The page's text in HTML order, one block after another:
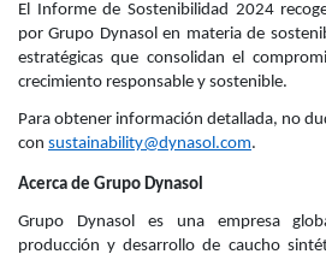
El Informe de Sostenibilidad 2024
por Grupo Dynasol en materia de
estratégicas que consolidan el
crecimiento responsable y sostenible.
Para obtener información detallada, no
con sustainability@dynasol.com.
Acerca de Grupo Dynasol
Grupo Dynasol es una empresa
producción y desarrollo de caucho